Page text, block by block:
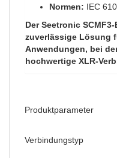
Normen: IEC
Der Seetronic
zuverlässige Lösung
Anwendungen, bei
hochwertige XLR-
Produktparameter
Verbindungstyp